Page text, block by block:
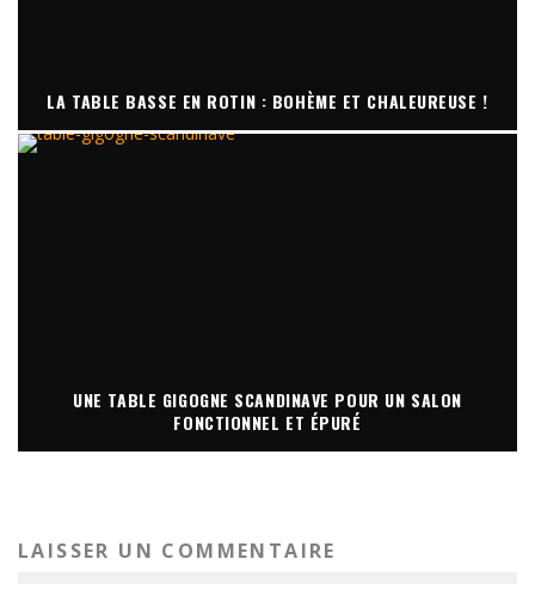
LA TABLE BASSE EN ROTIN : BOHÈME ET CHALEUREUSE !
UNE TABLE GIGOGNE SCANDINAVE POUR UN SALON
FONCTIONNEL ET ÉPURÉ
LAISSER UN COMMENTAIRE